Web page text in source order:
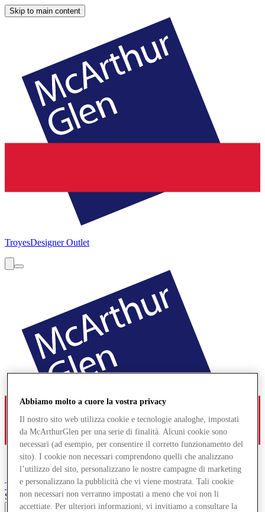
Skip to main content
TroyesDesigner Outlet
TroyesDesigner Outlet
Search input
Abbiamo molto a cuore la vostra privacy
Il nostro sito web utilizza cookie e tecnologie analoghe, impostati
da McArthurGlen per una serie di finalità. Alcuni cookie sono
necessari (ad esempio, per consentire il corretto funzionamento del
sito). I cookie non necessari comprendono quelli che analizzano
l’utilizzo del sito, personalizzano le nostre campagne di marketing
e personalizzano la pubblicità che vi viene mostrata. Tali cookie
non necessari non verranno impostati a meno che voi non li
accettiate. Per ulteriori informazioni, vi invitiamo a consultare la